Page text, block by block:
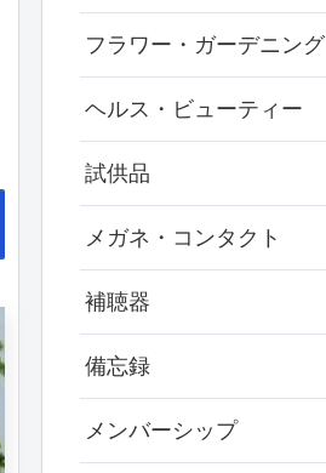
フラワー・ガーデニング
ヘルス・ビューティー
試供品
メガネ・コンタクト
補聴器
備忘録
メンバーシップ